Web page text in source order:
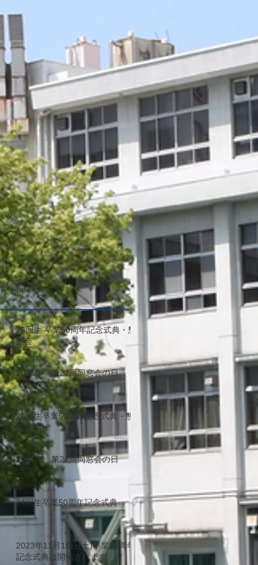
最新記事
26回生 卒業50周年記念式典・懇
親会
2025年 第22回同窓会の日
25回生卒業50周年記念式典・懇
親会
2024年 第21回同窓会の日
24回生卒業50周年記念式典
2023年11月18日(土)卒業50周年
記念式典は開催されます